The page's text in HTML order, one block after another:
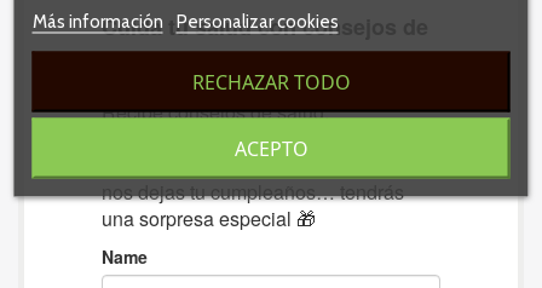
Más información Personalizar cookies
RECHAZAR TODO
ACEPTO